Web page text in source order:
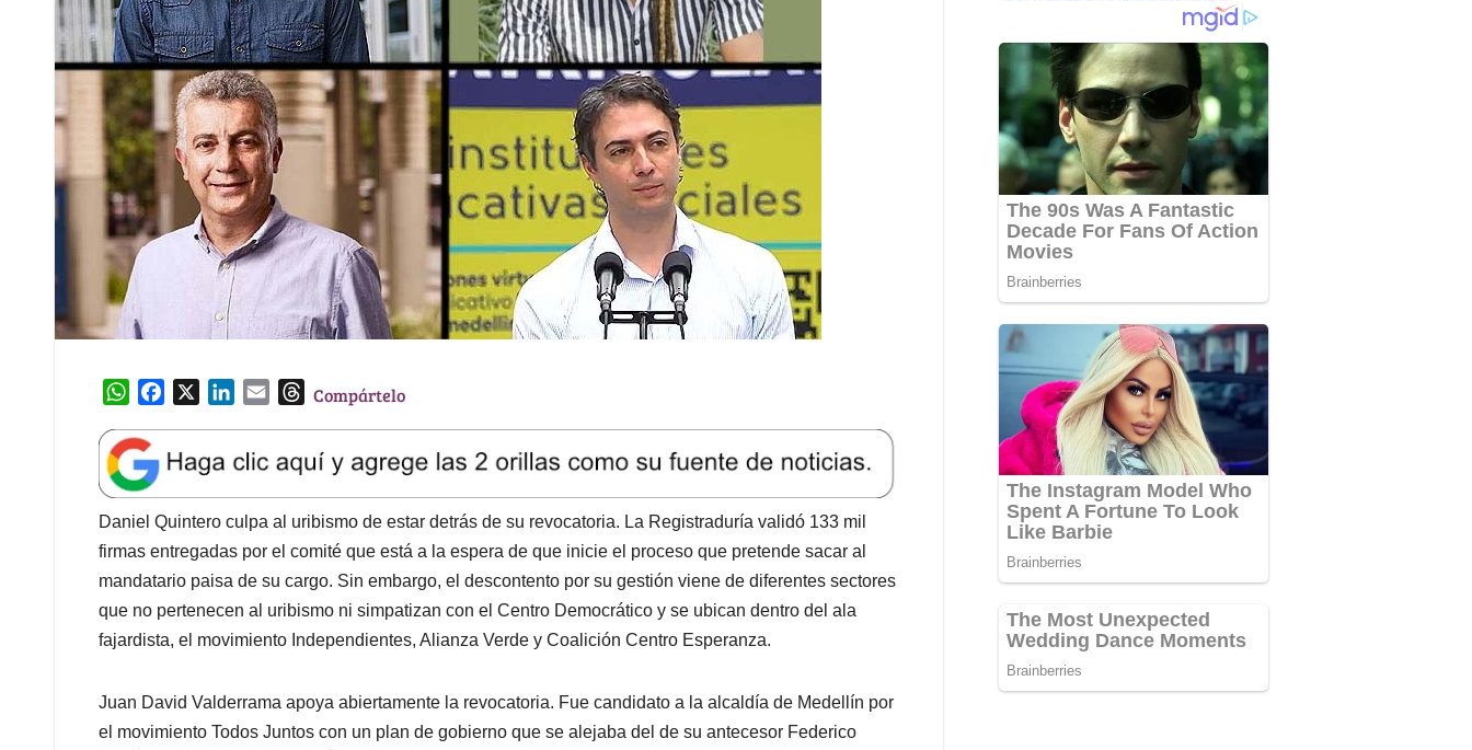
W
a
t
s
A
p
p
e
b
o
o
k
k
e
d
I
n
l
T
e
a
d
s
Compártelo
Daniel Quintero culpa al uribismo de estar detrás de su revocatoria. La Registraduría validó 133 mil
firmas entregadas por el comité que está a la espera de que inicie el proceso que pretende sacar al
mandatario paisa de su cargo. Sin embargo, el descontento por su gestión viene de diferentes sectores
que no pertenecen al uribismo ni simpatizan con el Centro Democrático y se ubican dentro del ala
fajardista, el movimiento Independientes, Alianza Verde y Coalición Centro Esperanza.
Juan David Valderrama apoya abiertamente la revocatoria. Fue candidato a la alcaldía de Medellín por
el movimiento Todos Juntos con un plan de gobierno que se alejaba del de su antecesor Federico